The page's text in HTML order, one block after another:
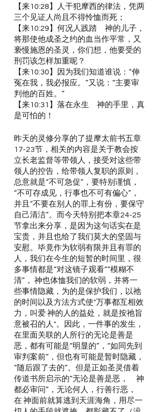
【来10:28】人干犯摩西的律法，凭两
三个见证人尚且不得怜恤而死；
【来10:29】何况人践踏　神的儿子，
将那使他成圣之约的血当作平常，又
亵慢施恩的圣灵，你们想，他要受的
刑罚该怎样加重呢？
【来10:30】因为我们知道谁说：“伸
冤在我，我必报应。”又说：“主要审
判他的百姓。”
【来10:31】落在永生　神的手里，真
是可怕的！
昨天的灵修分享的了提摩太前书五章
17-23节，相关的内容是关于教会按
立长老监督等带领人，接受对这些带
领人的控告，给带领人复职的原则，
总意就是“不可急促”，要特别谨慎，
“不可存成见，行事也不可有偏心”，
并且“不要在别人的罪上有份，要保守
自己清洁”。而今天特别把本章24-25
节拿出来分享，是因为这句话实在是
宝贵，并且也给了我们莫大的坚固与
安慰。毕竟作为软弱有限并且有罪的
人，我们在今生的短暂的时间里，很
多事情都是“对这镜子观看”“模糊不
清”， 神也体恤我们的软弱，并将一
些事情隐藏，为的是保护我们，以祂
的时间以及方法方式使"万事都互相效
力，叫爱 神的人的益处，就是按祂旨
意被召的人"。因此，一件事的发生，
在里面关联的人所行的无论是善是
恶，都有可能是“明显的”，“如同先到
审判案前”，但也有可能是暂时隐藏，
“随后跟了去的”。但是正如圣灵借着
传道书所启示的“无论是善是恶，　神
都必审问”，无论何人，行善行恶，
在 神面前就算逃到天涯海角，用尽一